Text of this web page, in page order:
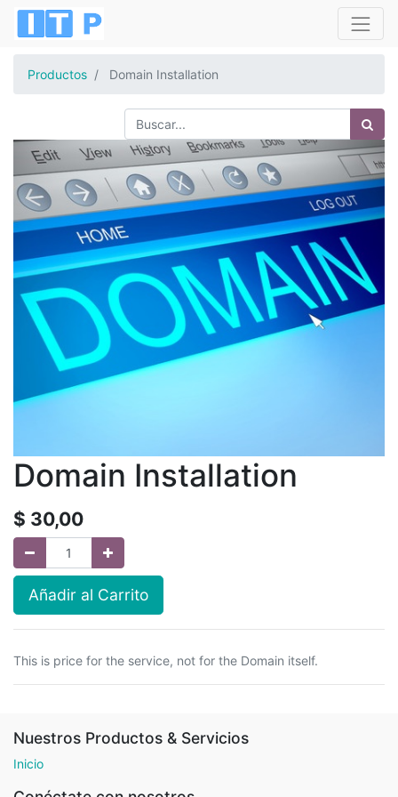
Productos Domain Installation
Domain Installation
$ 30,00
Añadir al Carrito
This is price for the service, not for the Domain itself.
Nuestros Productos & Servicios
Inicio